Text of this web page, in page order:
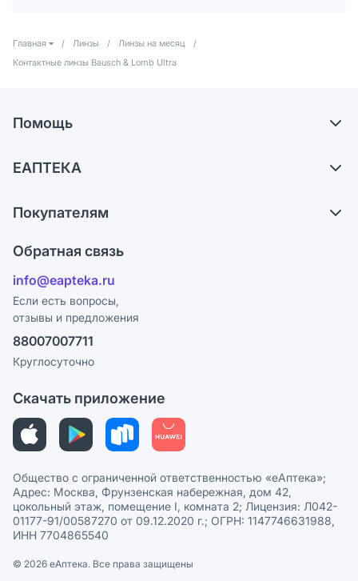
Главная / Линзы / Линзы на месяц
/
Контактные линзы Bausch & Lomb Ultra
Помощь
Самовывоз из аптек
Ответы на вопросы
Блог
ЕАПТЕКА
Карьера
Поставщики
Лицензия
Реклама на сайте
Ваши товары на ЕАПТЕКЕ
Покупателям
Программа СберСпасибо
Политика конфиденциальности
Пользовательское соглашение
Политика рекомендаций
Этика и соответствие
Политика в отношении обработки персональных данных
Обратная связь
info@eapteka.ru
Если есть вопросы,
отзывы и предложения
88007007711
Круглосуточно
Скачать приложение
Общество с ограниченной ответственностью «еАптека»;
Адрес: Москва, Фрунзенская набережная, дом 42,
цокольный этаж, помещение I, комната 2; Лицензия: Л042-
01177-91/00587270 от 09.12.2020 г.; ОГРН: 1147746631988,
ИНН 7704865540
© 2026 eАптека. Все права защищены